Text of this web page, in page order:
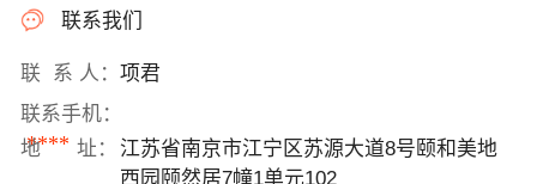
联系我们
联 系 人： 项君
联系手机：
****
地 址：
江苏省南京市江宁区苏源大道8号颐和美地
西园颐然居7幢1单元102